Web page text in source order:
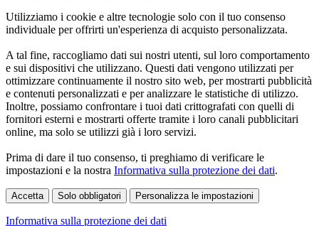
Utilizziamo i cookie e altre tecnologie solo con il tuo consenso
individuale per offrirti un'esperienza di acquisto personalizzata.
A tal fine, raccogliamo dati sui nostri utenti, sul loro comportamento
e sui dispositivi che utilizzano. Questi dati vengono utilizzati per
ottimizzare continuamente il nostro sito web, per mostrarti pubblicità
e contenuti personalizzati e per analizzare le statistiche di utilizzo.
Inoltre, possiamo confrontare i tuoi dati crittografati con quelli di
fornitori esterni e mostrarti offerte tramite i loro canali pubblicitari
online, ma solo se utilizzi già i loro servizi.
Prima di dare il tuo consenso, ti preghiamo di verificare le
impostazioni e la nostra Informativa sulla protezione dei dati.
Accetta Solo obbligatori Personalizza le impostazioni
Informativa sulla protezione dei dati